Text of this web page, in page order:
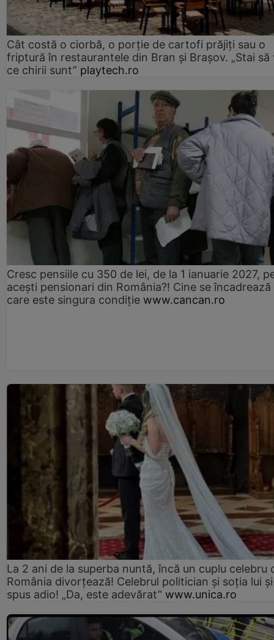
Cât costă o ciorbă, o porţie de cartofi prăjiţi sau o
friptură în restaurantele din Bran şi Braşov. „Stai să
ce chirii sunt” playtech.ro
Cresc pensiile cu 350 de lei, de la 1 ianuarie 2027,
acești pensionari din România?! Cine se încadrează
care este singura condiție www.cancan.ro
La 2 ani de la superba nuntă, încă un cuplu celebru
România divorțează! Celebrul politician și soția lui
spus adio! „Da, este adevărat” www.unica.ro